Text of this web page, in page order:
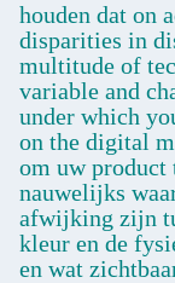
houden dat on
disparities in
multitude of
variable and
under which
on the digital
om uw product
nauwelijks
afwijking zijn
kleur en de
en wat